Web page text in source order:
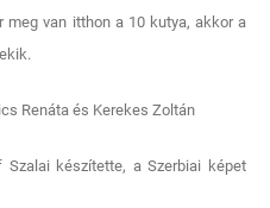
meg van itthon a 10 kutya, akkor a
Renáta és Kerekes Zoltán
készítette, a Szerbiai képet